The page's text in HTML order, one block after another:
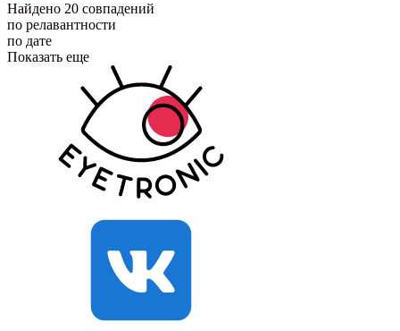
Найдено 20 совпадений
по релавантности
по дате
Показать еще